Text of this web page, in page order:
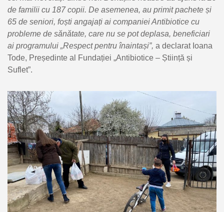
de familii cu 187 copii. De asemenea, au primit pachete și
65 de seniori, foști angajați ai companiei Antibiotice cu
probleme de sănătate, care nu se pot deplasa, beneficiari
ai programului „Respect pentru înaintași”, a declarat Ioana
Tode, Președinte al Fundației „Antibiotice – Știință și
Suflet”.